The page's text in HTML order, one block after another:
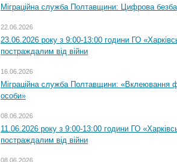
Міграційна служба Полтавщини: Цифрова
22.06.2026
23.06.2026 року з 9:00-13:00 години ГО
постраждалим від війни
16.06.2026
Міграційна служба Полтавщини: «Вклеювання
особи»
08.06.2026
11.06.2026 року з 9:00-13:00 години ГО
постраждалим від війни
08.06.2026